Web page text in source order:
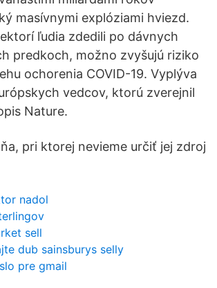
masívnymi explóziami hviezd.
ľudia zdedili po dávnych
predkoch, možno zvyšujú riziko
ochorenia COVID-19. Vyplýva
vedcov, ktorú zverejnil
Nature.
pri ktorej nevieme určiť jej zdroj
nadol
sell
dub sainsburys selly
pre gmail